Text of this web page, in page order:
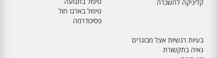
קליניקה להשכרה
טיפול בארגז חול
פסיכודרמה
בעיות רגשיות אצל מבוגרים
גאיה בתקשורת